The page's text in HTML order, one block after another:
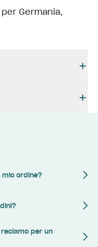
Germania,
ordine?
per un